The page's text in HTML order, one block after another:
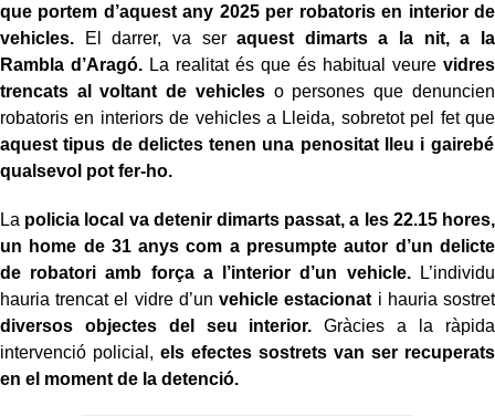
que portem d’aquest any 2025 per robatoris en interior de
vehicles. El darrer, va seraquest dimarts a la nit, a la
Rambla d’Aragó. La realitat és que és habitual veure vidres
trencats al voltant de vehicleso persones que denuncien
robatoris en interiors de vehicles a Lleida, sobretot pel fet que
aquest tipus de delictes tenen una penositat lleu i gairebé
qualsevol pot fer-ho.
La policia local va detenir dimarts passat, a les 22.15 hores,
un home de 31 anys com a presumpte autor d’un delicte
de robatori amb força a l’interior d’un vehicle.L’individu
hauria trencat el vidre d’unvehicle estacionat i hauria sostret
diversos objectes del seu interior. Gràcies a la ràpida
intervenció policial, els efectes sostrets van ser recuperats
en el moment de la detenció.